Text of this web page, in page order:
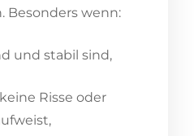
Besonders wenn:
und stabil sind,
Risse oder